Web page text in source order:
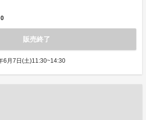
0
販売終了
6月7日(土)11:30~14:30